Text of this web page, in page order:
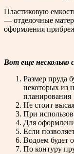
Пластиковую
— отделочные
оформления
Вот еще несколько
Размер пруда
некоторых из
планирования
Не стоит
При
Для
Если
Водоем будет
По контуру